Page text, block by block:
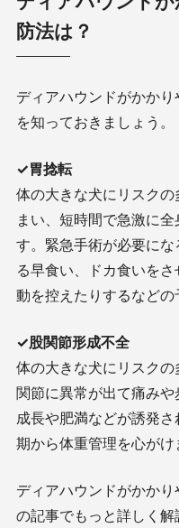
防法は？
ディアハウンドがかか
を知っておきましょう。
✓胃捻転
体の大きな犬にリスク
まい、短時間で急激に
す。緊急手術が必要に
る早食い、ドカ食いを
動を控えたりするなどの
✓股関節形成不全
体の大きな犬にリスク
関節に異常が出て痛み
成長や肥満などが誘発
期から体重管理を心がけ
ディアハウンドがかか
の記事でもっと詳しく解